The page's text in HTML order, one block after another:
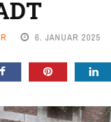
6. JANUAR 2025